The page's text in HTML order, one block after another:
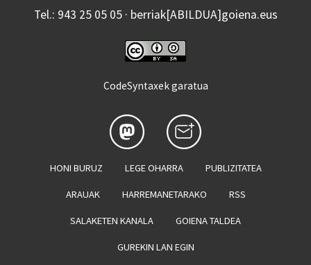
Tel.: 943 25 05 05 · berriak[ABILDUA]goiena.eus
CodeSyntaxek garatua
HONI BURUZ LEGE OHARRA PUBLIZITATEA
ARAUAK HARREMANETARAKO RSS
SALAKETEN KANALA GOIENA TALDEA
GUREKIN LAN EGIN